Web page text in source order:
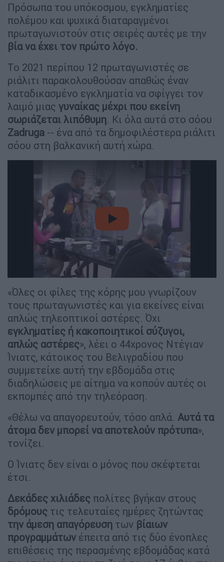
Πρόσωπα του υπόκοσμου, εγκληματίες
πολέμου και ψυχικά διαταραγμένοι
πρωταγωνιστούν στις σειρές αυτές με την
βία να έχει τον πρώτο λόγο.
Το 2021 περίπου 12 πρωταγωνιστές σε
ριάλιτι παρακολουθούσαν απαθώς έναν
καταδικασμένο εγκληματία να σφίγγει τον
λαιμό μιας γυναίκας μέχρι που εκείνη
σωριάζεται λιπόθυμη. Κι όλα αυτά στο σόου
Zadruga -- ένα από τα δημοφιλέστερα ριάλιτι
σόου στη βαλκανική αυτή χώρα.
video
«Όλες οι φίλες της κόρης μου γνωρίζουν
τους πρωταγωνιστές και για εκείνες είναι
απλώς τηλεοπτικοί αστέρες. Όχι
εγκληματίες ή κακοποιητικοί σύζυγοι,
απλώς αστέρες», λέει ο 44χρονος Ντέγιαν
Ίνιατς, κάτοικος του Βελιγραδίου που
συμμετείχε αυτή την εβδομάδα στις
διαδηλώσεις με αίτημα να κοπούν αυτές οι
εκπομπές από την τηλεόραση.
«Θέλω να απαγορευτούν, τόσο απλά. Αυτά τα
άτομα δεν μπορεί να αποτελούν πρότυπα»,
τονίζει.
Ο Ίνιατς δεν είναι ο μόνος που σκέφτεται
έτσι.
Δεκάδες χιλιάδες πολίτες βγήκαν στους
δρόμους τις τελευταίες ημέρες ζητώντας
την άμεση απαγόρευση των βίαιων
προγραμμάτων έπειτα από τις δύο ένοπλες
επιθέσεις της περασμένης εβδομάδας κατά